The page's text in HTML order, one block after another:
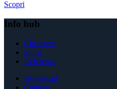
Scopri
Info hub
Chi siamo
Storia
Referenze
Download
Contatti